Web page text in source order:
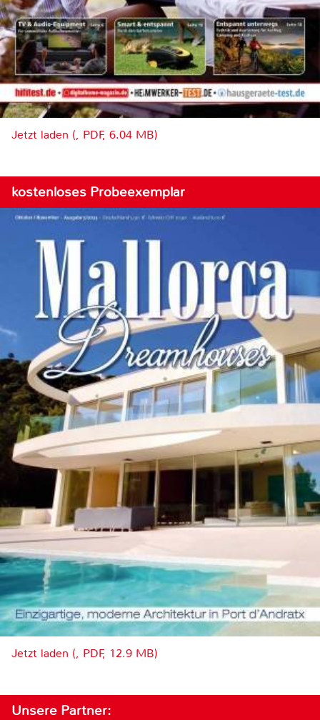
Jetzt laden (, PDF, 6.04 MB)
kostenloses Probeexemplar
Jetzt laden (, PDF, 12.9 MB)
Unsere Partner: